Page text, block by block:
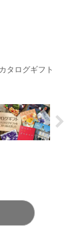
タログギフト